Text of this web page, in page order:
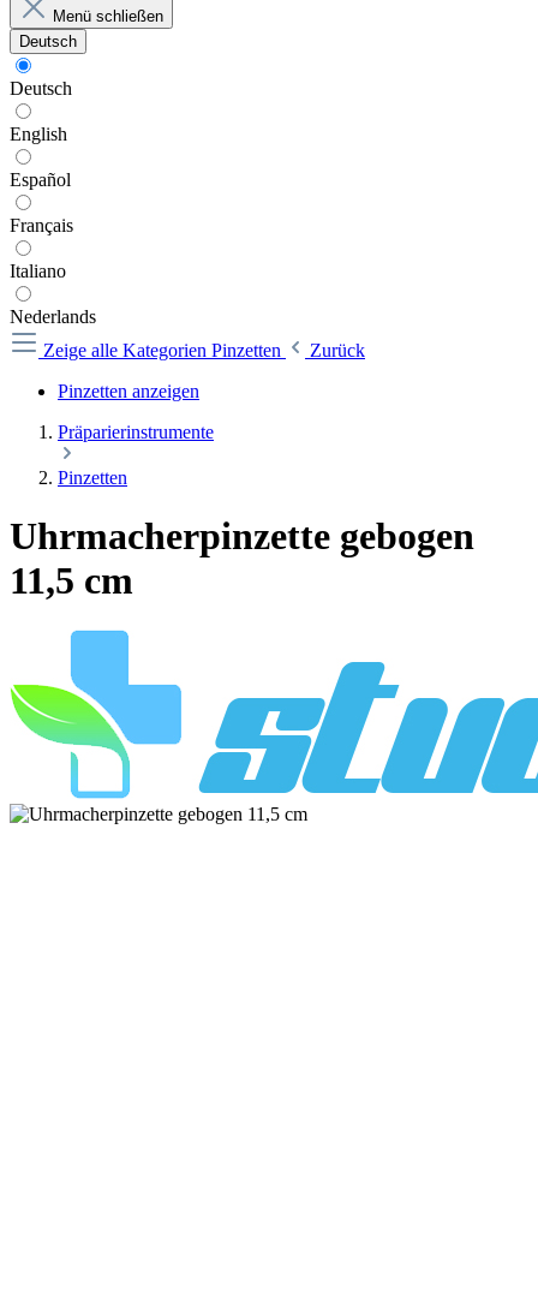
Menü schließen
Deutsch
Deutsch
English
Español
Français
Italiano
Nederlands
Zeige alle Kategorien Pinzetten
Zurück
Pinzetten anzeigen
Präparierinstrumente
Pinzetten
Uhrmacherpinzette gebogen
11,5 cm